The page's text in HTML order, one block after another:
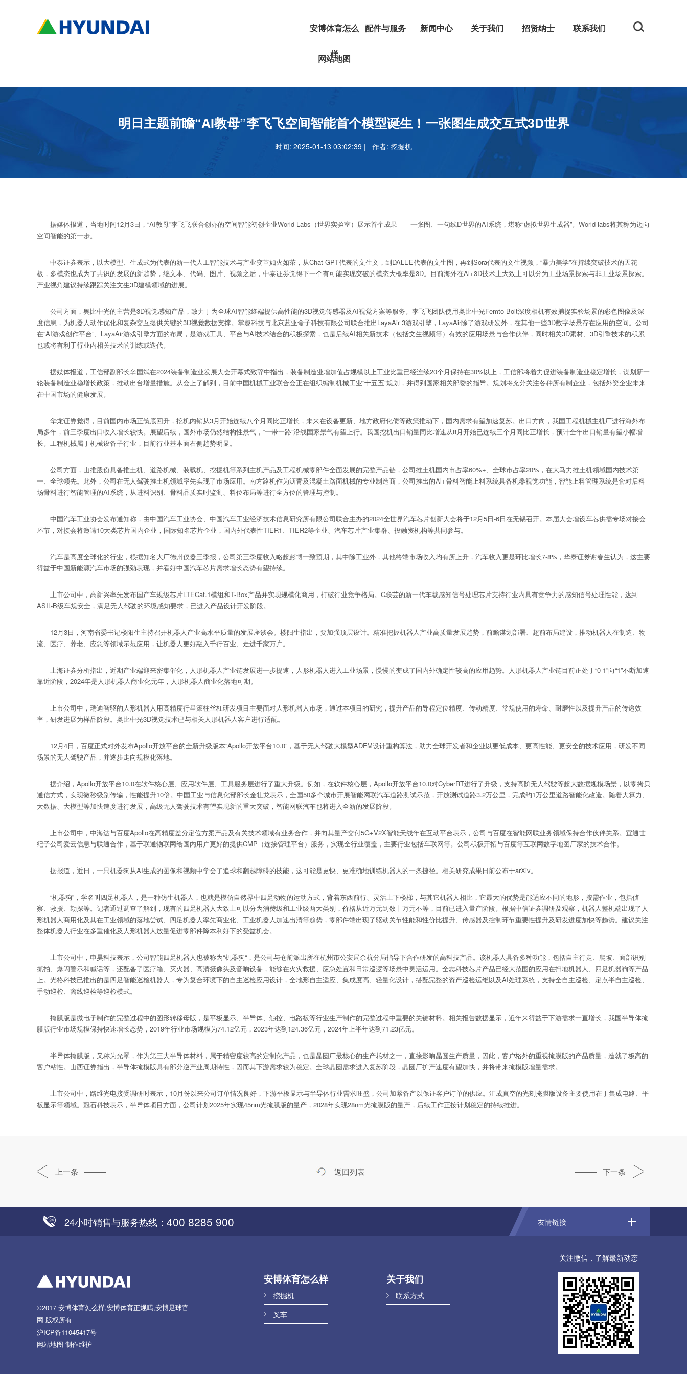
安博体育怎么
样
挖掘机
配件与服务 新闻中心
安博足球官网
关于我们 招贤纳士 联系我们
网站地图
明日主题前瞻“AI教母”李飞飞空间智能首个模型诞生！一张图生成交互式3D世界
时间: 2025-01-13 03:02:39 | 作者: 挖掘机
据媒体报道，当地时间12月3日，“AI教母”李飞飞联合创办的空间智能初创企业World Labs（世界实验室）展示首个成果——一张图、一句线D世界的AI系统，堪称“虚拟世界生成器”。World labs将其称为迈向
空间智能的第一步。
中泰证券表示，以大模型、生成式为代表的新一代人工智能技术与产业变革如火如茶，从Chat GPT代表的文生文，到DALL-E代表的文生图，再到Sora代表的文生视频，“暴力美学”在持续突破技术的天花
板，多模态也成为了共识的发展的新趋势，继文本、代码、图片、视频之后，中泰证券觉得下一个有可能实现突破的模态大概率是3D。目前海外在Al+3D技术上大致上可以分为工业场景探索与非工业场景探索。
产业视角建议持续跟踪关注文生3D建模领域的进展。
公司方面，奥比中光的主营是3D视觉感知产品，致力于为全球AI智能终端提供高性能的3D视觉传感器及AI视觉方案等服务。李飞飞团队使用奥比中光Femto Bolt深度相机有效捕捉实验场景的彩色图像及深
度信息，为机器人动作优化和复杂交互提供关键的3D视觉数据支撑。掌趣科技与北京蓝亚盒子科技有限公司联合推出LayaAir 3游戏引擎，LayaAir除了游戏研发外，在其他一些3D数字场景存在应用的空间。公司
在“AI游戏创作平台”、LayaAir游戏引擎方面的布局，是游戏工具、平台与AI技术结合的积极探索，也是后续AI相关新技术（包括文生视频等）有效的应用场景与合作伙伴，同时相关3D素材、3D引擎技术的积累
也或将有利于行业内相关技术的训练或迭代。
据媒体报道，工信部副部长辛国斌在2024装备制造业发展大会开幕式致辞中指出，装备制造业增加值占规模以上工业比重已经连续20个月保持在30%以上，工信部将着力促进装备制造业稳定增长，谋划新一
轮装备制造业稳增长政策，推动出台增量措施。从会上了解到，目前中国机械工业联合会正在组织编制机械工业“十五五”规划，并得到国家相关部委的指导。规划将充分关注各种所有制企业，包括外资企业未来
在中国市场的健康发展。
华龙证券觉得，目前国内市场正筑底回升，挖机内销从3月开始连续八个月同比正增长，未来在设备更新、地方政府化债等政策推动下，国内需求有望加速复苏。出口方向，我国工程机械主机厂进行海外布
局多年，前三季度出口收入增长较快。展望后续，国外市场仍然结构性景气，“一带一路”沿线国家景气有望上行。我国挖机出口销量同比增速从8月开始已连续三个月同比正增长，预计全年出口销量有望小幅增
长。工程机械属于机械设备子行业，目前行业基本面右侧趋势明显。
公司方面，山推股份具备推土机、道路机械、装载机、挖掘机等系列主机产品及工程机械零部件全面发展的完整产品链，公司推土机国内市占率60%+、全球市占率20%，在大马力推土机领域国内技术第
一、全球领先。此外，公司在无人驾驶推土机领域率先实现了市场应用。南方路机作为沥青及混凝土路面机械的专业制造商，公司推出的Al+骨料智能上料系统具备机器视觉功能，智能上料管理系统是套对后料
场骨料进行智能管理的AI系统，从进料识别、骨料品质实时监测、料位布局等进行全方位的管理与控制。
中国汽车工业协会发布通知称，由中国汽车工业协会、中国汽车工业经济技术信息研究所有限公司联合主办的2024全世界汽车芯片创新大会将于12月5日-6日在无锡召开。本届大会增设车芯供需专场对接会
环节，对接会将邀请10大类芯片国内企业，国际知名芯片企业，国内外代表性TIER1、TIER2等企业、汽车芯片产业集群、投融资机构等共同参与。
汽车是高度全球化的行业，根据知名大厂德州仪器三季报，公司第三季度收入略超彭博一致预期，其中除工业外，其他终端市场收入均有所上升，汽车收入更是环比增长7-8%，华泰证券谢春生认为，这主要
得益于中国新能源汽车市场的强劲表现，并看好中国汽车芯片需求增长态势有望持续。
上市公司中，高新兴率先发布国产车规级芯片LTECat.1模组和T-Box产品并实现规模化商用，打破行业竞争格局。C联芸的新一代车载感知信号处理芯片支持行业内具有竞争力的感知信号处理性能，达到
ASIL-B级车规安全，满足无人驾驶的环境感知要求，已进入产品设计开发阶段。
12月3日，河南省委书记楼阳生主持召开机器人产业高水平质量的发展座谈会。楼阳生指出，要加强顶层设计。精准把握机器人产业高质量发展趋势，前瞻谋划部署、超前布局建设，推动机器人在制造、物
流、医疗、养老、应急等领域示范应用，让机器人更好融入千行百业、走进千家万户。
上海证券分析指出，近期产业端迎来密集催化，人形机器人产业链发展进一步提速，人形机器人进入工业场景，慢慢的变成了国内外确定性较高的应用趋势。人形机器人产业链目前正处于“0-1”向“1”不断加速
靠近阶段，2024年是人形机器人商业化元年，人形机器人商业化落地可期。
上市公司中，瑞迪智驱的人形机器人用高精度行星滚柱丝杠研发项目主要面对人形机器人市场，通过本项目的研究，提升产品的导程定位精度、传动精度、常规使用的寿命、耐磨性以及提升产品的传递效
率，研发进展为样品阶段。奥比中光3D视觉技术已与相关人形机器人客户进行适配。
12月4日，百度正式对外发布Apollo开放平台的全新升级版本“Apollo开放平台10.0”，基于无人驾驶大模型ADFM设计重构算法，助力全球开发者和企业以更低成本、更高性能、更安全的技术应用，研发不同
场景的无人驾驶产品，并逐步走向规模化落地。
据介绍，Apollo开放平台10.0在软件核心层、应用软件层、工具服务层进行了重大升级。例如，在软件核心层，Apollo开放平台10.0对CyberRT进行了升级，支持高阶无人驾驶等超大数据规模场景，以零拷贝
通信方式，实现微秒级别传输，性能提升10倍。中国工业与信息化部部长金壮龙表示，全国50多个城市开展智能网联汽车道路测试示范，开放测试道路3.2万公里，完成约1万公里道路智能化改造。随着大算力、
大数据、大模型等加快速度进行发展，高级无人驾驶技术有望实现新的重大突破，智能网联汽车也将进入全新的发展阶段。
上市公司中，中海达与百度Apollo在高精度差分定位方案产品及有关技术领域有业务合作，并向其量产交付5G+V2X智能天线年在互动平台表示，公司与百度在智能网联业务领域保持合作伙伴关系。宜通世
纪子公司爱云信息与联通合作，基于联通物联网给国内用户更好的提供CMP（连接管理平台）服务，实现全行业覆盖，主要行业包括车联网等。公司积极开拓与百度等互联网数字地图厂家的技术合作。
据报道，近日，一只机器狗从AI生成的图像和视频中学会了追球和翻越障碍的技能，这可能是更快、更准确地训练机器人的一条捷径。相关研究成果日前公布于arXiv。
“机器狗”，学名叫四足机器人，是一种仿生机器人，也就是模仿自然界中四足动物的运动方式，背着东西前行、灵活上下楼梯，与其它机器人相比，它最大的优势是能适应不同的地形，按需作业，包括侦
察、救援、勘探等。记者通过调查了解到，现有的四足机器人大致上可以分为消费级和工业级两大类别，价格从近万元到数十万元不等，目前已进入量产阶段。根据中信证券调研及观察，机器人整机端出现了人
形机器人商用化及其在工业领域的落地尝试、四足机器人率先商业化、工业机器人加速出清等趋势，零部件端出现了驱动关节性能和性价比提升、传感器及控制环节重要性提升及研发进度加快等趋势。建议关注
整体机器人行业在多重催化及人形机器人放量促进零部件降本利好下的受益机会。
上市公司中，申昊科技表示，公司智能四足机器人也被称为“机器狗“，是公司与仓前派出所在杭州市公安局余杭分局指导下合作研发的高科技产品。该机器人具备多种功能，包括自主行走、爬坡、面部识别
抓拍、爆闪警示和喊话等，还配备了医疗箱、灭火器、高清摄像头及音响设备，能够在火灾救援、应急处置和日常巡逻等场景中灵活运用。全志科技芯片产品已经大范围的应用在扫地机器人、四足机器狗等产品
上。光格科技已推出的是四足智能巡检机器人，专为复合环境下的自主巡检应用设计，全地形自主适应、集成度高、轻量化设计，搭配完整的资产巡检运维以及AI处理系统，支持全自主巡检、定点半自主巡检、
手动巡检、离线巡检等巡检模式。
掩膜版是微电子制作的完整过程中的图形转移母版，是平板显示、半导体、触控、电路板等行业生产制作的完整过程中重要的关键材料。相关报告数据显示，近年来得益于下游需求一直增长，我国半导体掩
膜版行业市场规模保持快速增长态势，2019年行业市场规模为74.12亿元，2023年达到124.36亿元，2024年上半年达到71.23亿元。
半导体掩膜版，又称为光罩，作为第三大半导体材料，属于精密度较高的定制化产品，也是晶圆厂最核心的生产耗材之一，直接影响晶圆生产质量，因此，客户格外的重视掩膜版的产品质量，造就了极高的
客户粘性。山西证券指出，半导体掩模版具有部分逆产业周期特性，因而其下游需求较为稳定。全球晶圆需求进入复苏阶段，晶圆厂扩产速度有望加快，并将带来掩模版增量需求。
上市公司中，路维光电接受调研时表示，10月份以来公司订单情况良好，下游平板显示与半导体行业需求旺盛，公司加紧备产以保证客户订单的供应。汇成真空的光刻掩膜版设备主要使用在于集成电路、平
板显示等领域。冠石科技表示，半导体项目方面，公司计划2025年实现45nm光掩膜版的量产，2028年实现28nm光掩膜版的量产，后续工作正按计划稳定的持续推进。
上一条 返回列表 下一条
24小时销售与服务热线： 400 8285 900 友情链接
©2017 安博体育怎么样,安博体育正规吗,安博足球官
网 版权所有
沪ICP备11045417号
网站地图 制作维护
安博体育怎么样
挖掘机
叉车
关于我们
联系方式
关注微信，了解最新动态